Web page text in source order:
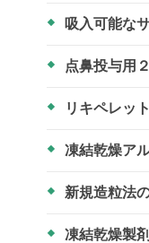
吸入可能な
点鼻投与用
リキペレッ
凍結乾燥ア
新規造粒法
凍結乾燥製